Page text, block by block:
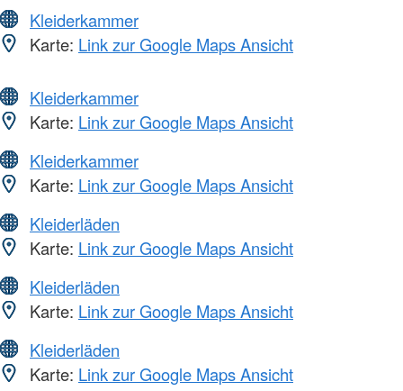
Kleiderkammer
Karte: Link zur Google Maps Ansicht
Kleiderkammer
Karte: Link zur Google Maps Ansicht
Kleiderkammer
Karte: Link zur Google Maps Ansicht
Kleiderläden
Karte: Link zur Google Maps Ansicht
Kleiderläden
Karte: Link zur Google Maps Ansicht
Kleiderläden
Karte: Link zur Google Maps Ansicht